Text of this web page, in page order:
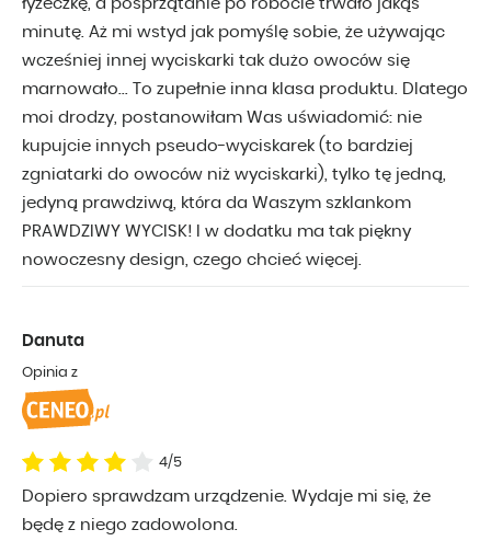
łyżeczkę, a posprzątanie po robocie trwało jakąś
minutę. Aż mi wstyd jak pomyślę sobie, że używając
wcześniej innej wyciskarki tak dużo owoców się
marnowało... To zupełnie inna klasa produktu. Dlatego
moi drodzy, postanowiłam Was uświadomić: nie
kupujcie innych pseudo-wyciskarek (to bardziej
zgniatarki do owoców niż wyciskarki), tylko tę jedną,
jedyną prawdziwą, która da Waszym szklankom
PRAWDZIWY WYCISK! I w dodatku ma tak piękny
nowoczesny design, czego chcieć więcej.
4/5
Dopiero sprawdzam urządzenie. Wydaje mi się, że
będę z niego zadowolona.
Danuta
Opinia z